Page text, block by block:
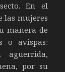
En el
las mujeres
manera de
o avispas:
aguerrida,
por su